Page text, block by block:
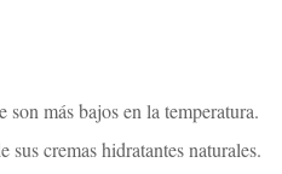
son más bajos en la temperatura.
cremas hidratantes naturales.